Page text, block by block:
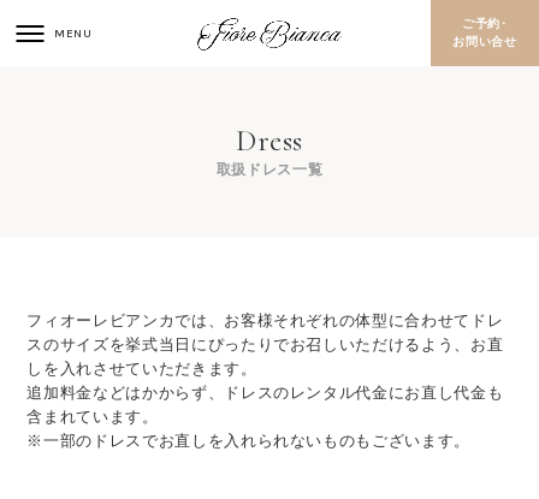
ご予約･
お問い合せ
取扱ドレス一覧
フィオーレビアンカでは、お客様それぞれの体型に合わせてドレ
スのサイズを挙式当日にぴったりでお召しいただけるよう、お直
しを入れさせていただきます。
追加料金などはかからず、ドレスのレンタル代金にお直し代金も
含まれています。
※一部のドレスでお直しを入れられないものもございます。